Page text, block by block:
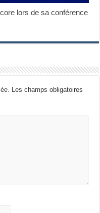
lors de sa conférence
Les champs obligatoires